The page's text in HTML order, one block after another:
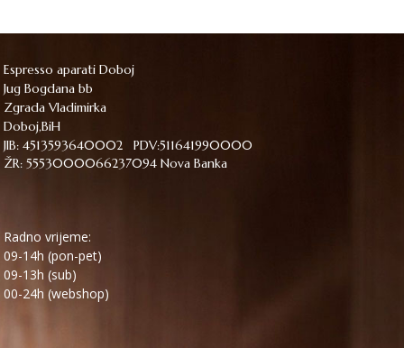
Espresso aparati Doboj
Jug Bogdana bb
Zgrada Vladimirka
Doboj,BiH
JIB: 4513593640002 PDV:511641990000
ŽR: 5553000066237094 Nova Banka
Radno vrijeme:
09-14h (pon-pet)
09-13h (sub)
00-24h (webshop)